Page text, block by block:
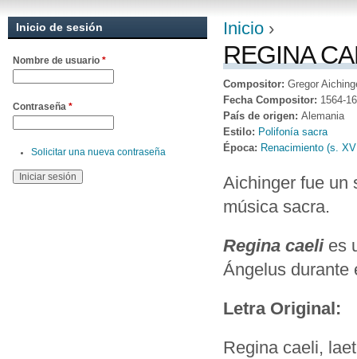
Se encuentra
Inicio ›
REGINA
Compositor: Gregor
Fecha Compositor: 1564-
País de origen: Alemania
Estilo: Polifonía sacra
Época: Renacimiento (s.
Aichinger fue un
música sacra.
Regina caeli es
Ángelus durante
Letra Original:
Regina caeli,
Inicio de sesión
Nombre de usuario *
Contraseña *
Solicitar una nueva contraseña